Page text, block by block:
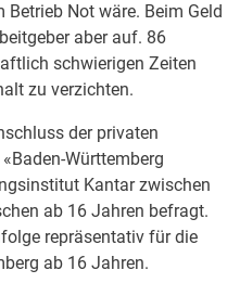
Not wäre. Beim Geld
aber auf. 86
schwierigen Zeiten
zu verzichten.
der privaten
Württemberg
Kantar zwischen
ab 16 Jahren befragt.
repräsentativ für die
ab 16 Jahren.